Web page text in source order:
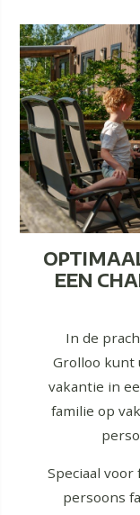
EEN
In de
Grolloo kunt
vakantie in
familie op
Speciaal
persoons